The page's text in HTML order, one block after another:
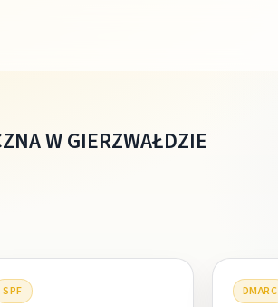
W GIERZWAŁDZIE
SPF DMARC